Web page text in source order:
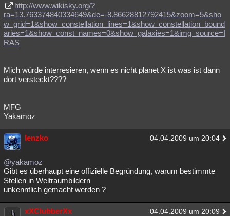
http://www.wikisky.org/?
ra=13.763374840334649&de=-8.86628812792415&zoom=5&sho
w_grid=1&show_constellation_lines=1&show_constellation_bound
aries=1&show_const_names=0&show_galaxies=1&img_source=I
RAS
Mich würde interresieren, wenn es nicht planet X ist was ist dann
dort versteckt????
MFG
Yakamoz
lenzko 04.04.2009 um 20:04
@yakamoz
Gibt es überhaupt eine offizielle Begründung, warum bestimmte
Stellen in Weltraumbildern
unkenntlich gemacht werden ?
xXClubberXx 04.04.2009 um 20:09